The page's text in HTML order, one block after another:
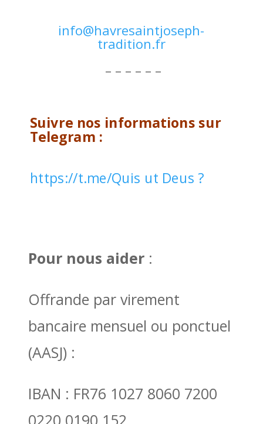
info@havresaintjoseph-
tradition.fr
– – – – – –
Suivre nos informations sur
Telegram :
https://t.me/Quis ut Deus ?
Pour nous aider:
Offrande par virement
bancaire mensuel ou ponctuel
(AASJ) :
IBAN : FR76 1027 8060 7200
0220 0190 152